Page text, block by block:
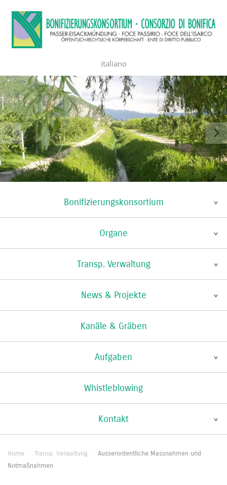
italiano
Bonifizierungskonsortium
Organe
Transp. Verwaltung
News & Projekte
Kanäle & Gräben
Aufgaben
Whistleblowing
Kontakt
Home · Transp. Verwaltung · Ausserordentliche Massnahmen und
Notmaßnahmen